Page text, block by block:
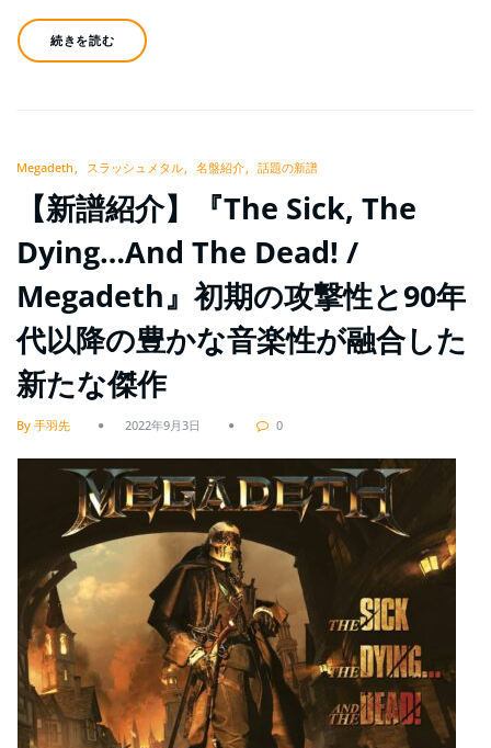
続きを読む
Megadeth スラッシュメタル 名盤紹介 話題の新譜
【新譜紹介】『The Sick, The
Dying…And The Dead! /
Megadeth』初期の攻撃性と90年
代以降の豊かな音楽性が融合した
新たな傑作
By 手羽先 2022年9月3日 0